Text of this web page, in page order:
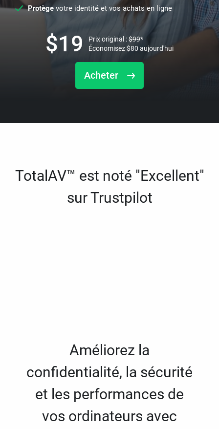
Protège votre identité et vos achats en ligne
Acheter
$19 Prix original :$99*
Économisez$80 aujourd'hui
TotalAV™ est noté "Excellent"
sur Trustpilot
Améliorez la
confidentialité, la sécurité
et les performances de
vos ordinateurs avec